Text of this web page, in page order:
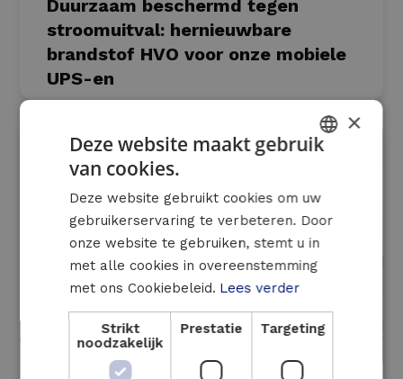
Duurzaam beschermd tegen
stroomuitval: hernieuwbare
brandstof HVO voor onze mobiele
UPS-en
FRENCH
×
Deze website maakt gebruik
van cookies.
Deze website gebruikt cookies om uw
gebruikerservaring te verbeteren. Door
onze website te gebruiken, stemt u in
met alle cookies in overeenstemming
met ons Cookiebeleid. Lees verder
Strikt
noodzakelijk
Prestatie Targeting